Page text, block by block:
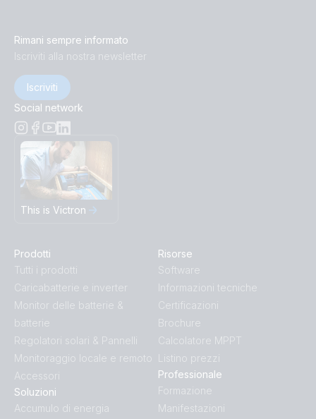
Rimani sempre informato
Iscriviti alla nostra newsletter
Iscriviti
Social network
This is Victron
Prodotti
Tutti i prodotti
Caricabatterie e inverter
Monitor delle batterie &
batterie
Regolatori solari & Pannelli
Monitoraggio locale e remoto
Accessori
Soluzioni
Accumulo di energia
Risorse
Software
Informazioni tecniche
Certificazioni
Brochure
Calcolatore MPPT
Listino prezzi
Professionale
Formazione
Manifestazioni